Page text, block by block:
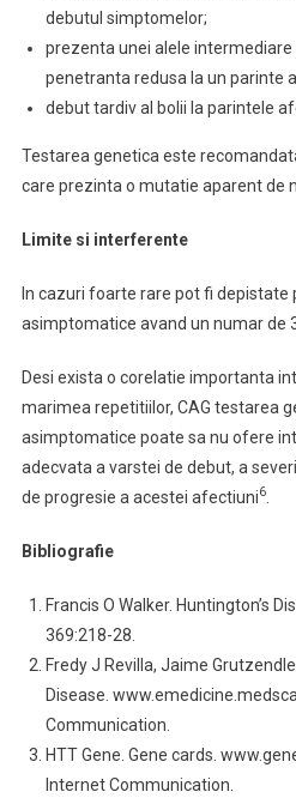
debutul simptomelor;
prezenta unei alele intermediare
penetranta redusa la un parinte
debut tardiv al bolii la parintele
Testarea genetica este
care prezinta o mutatie aparent de
Limite si interferente
In cazuri foarte rare pot fi depistate
asimptomatice avand un numar de
Desi exista o corelatie importanta
marimea repetitiilor, CAG testarea
asimptomatice poate sa nu ofere
adecvata a varstei de debut, a
de progresie a acestei afectiuni6.
Bibliografie
Francis O Walker. Huntington’s
369:218-28.
Fredy J Revilla, Jaime
Disease.
Communication.
HTT Gene. Gene cards.
Internet Communication.